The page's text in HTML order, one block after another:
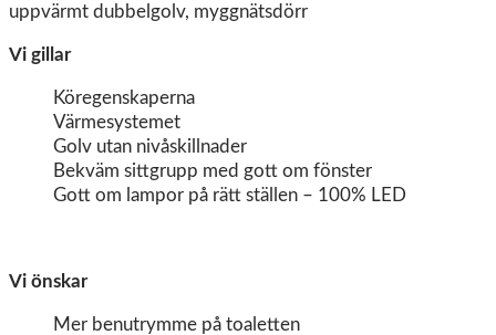
uppvärmt dubbelgolv, myggnätsdörr
Vi gillar
Köregenskaperna
Värmesystemet
Golv utan nivåskillnader
Bekväm sittgrupp med gott om fönster
Gott om lampor på rätt ställen – 100% LED
Vi önskar
Mer benutrymme på toaletten